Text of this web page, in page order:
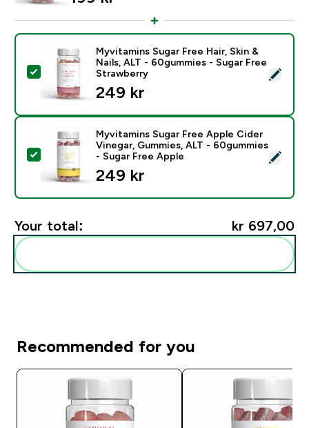
Select this product - Myvitamins Sugar Free Hair,
Myvitamins Sugar Free Hair, Skin &
Nails, ALT - 60gummies - Sugar Free
Strawberry
249 kr‎
Select this product - Myvitamins Sugar Free Apple
Myvitamins Sugar Free Apple Cider
Vinegar, Gummies, ALT - 60gummies
- Sugar Free Apple
249 kr‎
Your total: kr 697,00‎
Recommended for you